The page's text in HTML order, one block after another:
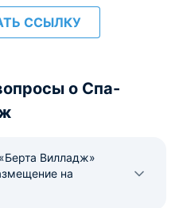
ССЫЛКУ
о Спа-
Вилладж»
на